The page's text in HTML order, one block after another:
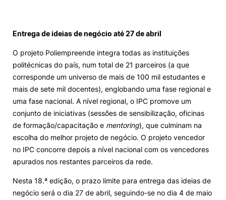
Entrega de ideias de negócio até 27 de abril
O projeto Poliempreende integra todas as instituições
politécnicas do país, num total de 21 parceiros (a que
corresponde um universo de mais de 100 mil estudantes e
mais de sete mil docentes), englobando uma fase regional e
uma fase nacional. A nível regional, o IPC promove um
conjunto de iniciativas (sessões de sensibilização, oficinas
de formação/capacitação e mentoring), que culminam na
escolha do melhor projeto de negócio. O projeto vencedor
no IPC concorre depois a nível nacional com os vencedores
apurados nos restantes parceiros da rede.
Nesta 18.ª edição, o prazo limite para entrega das ideias de
negócio será o dia 27 de abril, seguindo-se no dia 4 de maio